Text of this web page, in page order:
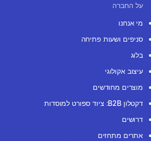
על החברה
מי אנחנו
סניפים ושעות פתיחה
בלוג
עיצוב אקולוגי
מוצרים מחודשים
דקטלון B2B: ציוד ספורט למוסדות
דרושים
אתרים מתחזים